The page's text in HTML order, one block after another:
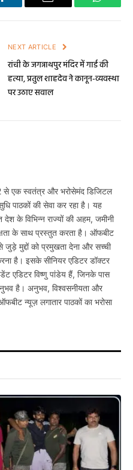
Email
NEXT ARTICLE
रांची के जगन्नाथपुर मंदिर में गार्ड की
हत्या, प्रतुल शाहदेव ने कानून-व्यवस्था
पर उठाए सवाल
से एक स्वतंत्र और भरोसेमंद डिजिटल
पाठकों की सेवा कर रहा है। यह
के विभिन्न राज्यों की अहम, जमीनी
के साथ प्रस्तुत करता है। ऑफबीट
जुड़े मुद्दों को प्रमुखता देना और सच्ची
है। इसके सीनियर एडिटर डॉक्टर
एडिटर विष्णु पांडेय हैं, जिनके पास
है। अनुभव, विश्वसनीयता और
न्यूज़ लगातार पाठकों का भरोसा